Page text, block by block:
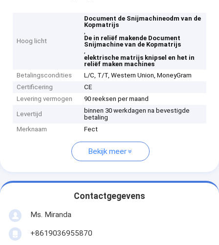
Hoog licht
Document de Snijmachineodm van de
Kopmatrijs
,
De in reliëf makende Document
Snijmachine van de Kopmatrijs
,
elektrische matrijs knipsel en het in
reliëf maken machines
Betalingscondities
L/C, T/T, Western Union, MoneyGram
Certificering
CE
Levering vermogen
90 reeksen per maand
Levertijd
binnen 30 werkdagen na bevestigde
betaling
Merknaam
Fect
Bekijk meer
Contactgegevens
Ms. Miranda
+8619036955870